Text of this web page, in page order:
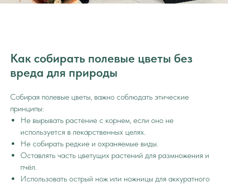
Как собирать полевые цветы без
вреда для природы
Собирая полевые цветы, важно соблюдать этические
принципы:
Не вырывать растение с корнем, если оно не
используется в лекарственных целях.
Не собирать редкие и охраняемые виды.
Оставлять часть цветущих растений для размножения и
пчёл.
Использовать острый нож или ножницы для аккуратного